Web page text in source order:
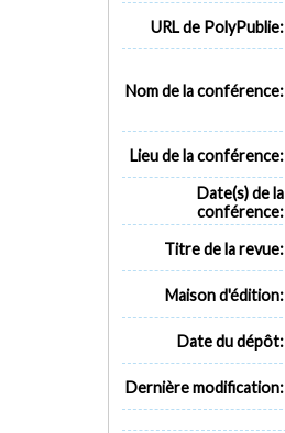
URL de PolyPublie:
Nom de la conférence:
Lieu de la conférence:
Date(s) de la
conférence:
Titre de la revue:
Maison d'édition:
Date du dépôt:
Dernière modification: